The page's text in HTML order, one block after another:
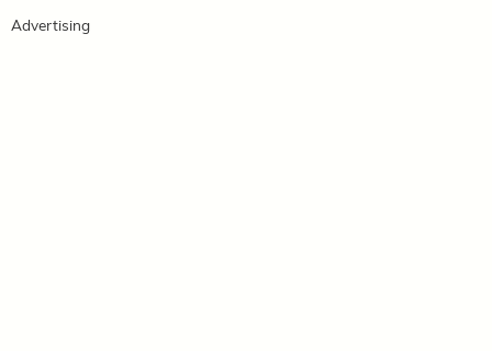
Advertising